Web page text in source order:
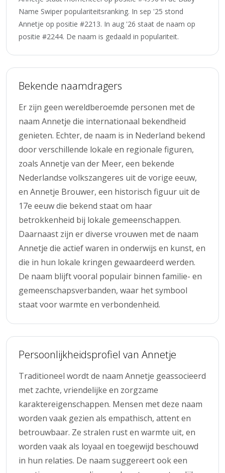
Name Swiper populariteitsranking. In sep '25 stond
Annetje op positie #2213. In aug '26 staat de naam op
positie #2244. De naam is gedaald in populariteit.
Bekende naamdragers
Er zijn geen wereldberoemde personen met de
naam Annetje die internationaal bekendheid
genieten. Echter, de naam is in Nederland bekend
door verschillende lokale en regionale figuren,
zoals Annetje van der Meer, een bekende
Nederlandse volkszangeres uit de vorige eeuw,
en Annetje Brouwer, een historisch figuur uit de
17e eeuw die bekend staat om haar
betrokkenheid bij lokale gemeenschappen.
Daarnaast zijn er diverse vrouwen met de naam
Annetje die actief waren in onderwijs en kunst, en
die in hun lokale kringen gewaardeerd werden.
De naam blijft vooral populair binnen familie- en
gemeenschapsverbanden, waar het symbool
staat voor warmte en verbondenheid.
Persoonlijkheidsprofiel van Annetje
Traditioneel wordt de naam Annetje geassocieerd
met zachte, vriendelijke en zorgzame
karaktereigenschappen. Mensen met deze naam
worden vaak gezien als empathisch, attent en
betrouwbaar. Ze stralen rust en warmte uit, en
worden vaak als loyaal en toegewijd beschouwd
in hun relaties. De naam suggereert ook een